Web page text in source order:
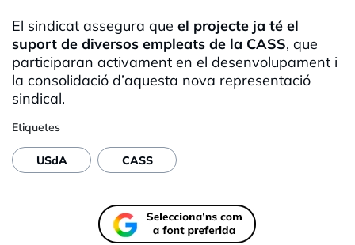
El sindicat assegura que el projecte ja té el
suport de diversos empleats de la CASS, que
participaran activament en el desenvolupament i
la consolidació d’aquesta nova representació
sindical.
Etiquetes
USdA CASS